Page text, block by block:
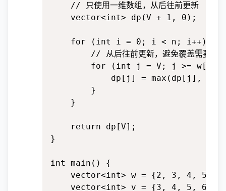
    // 只使用一维数组，从后往前更新
    vector<int> dp(V + 1, 0);
    for (int i = 0; i < n; i++) {
// 从后往前更新，避免覆盖需要用
for (int j = V; j >= w[i];
dp[j] = max(dp[j],
        }
    }
    return dp[V];
}
int main() {
vector<int> w = {2, 3, 4, 5};
vector<int> v = {3, 4, 5, 6};